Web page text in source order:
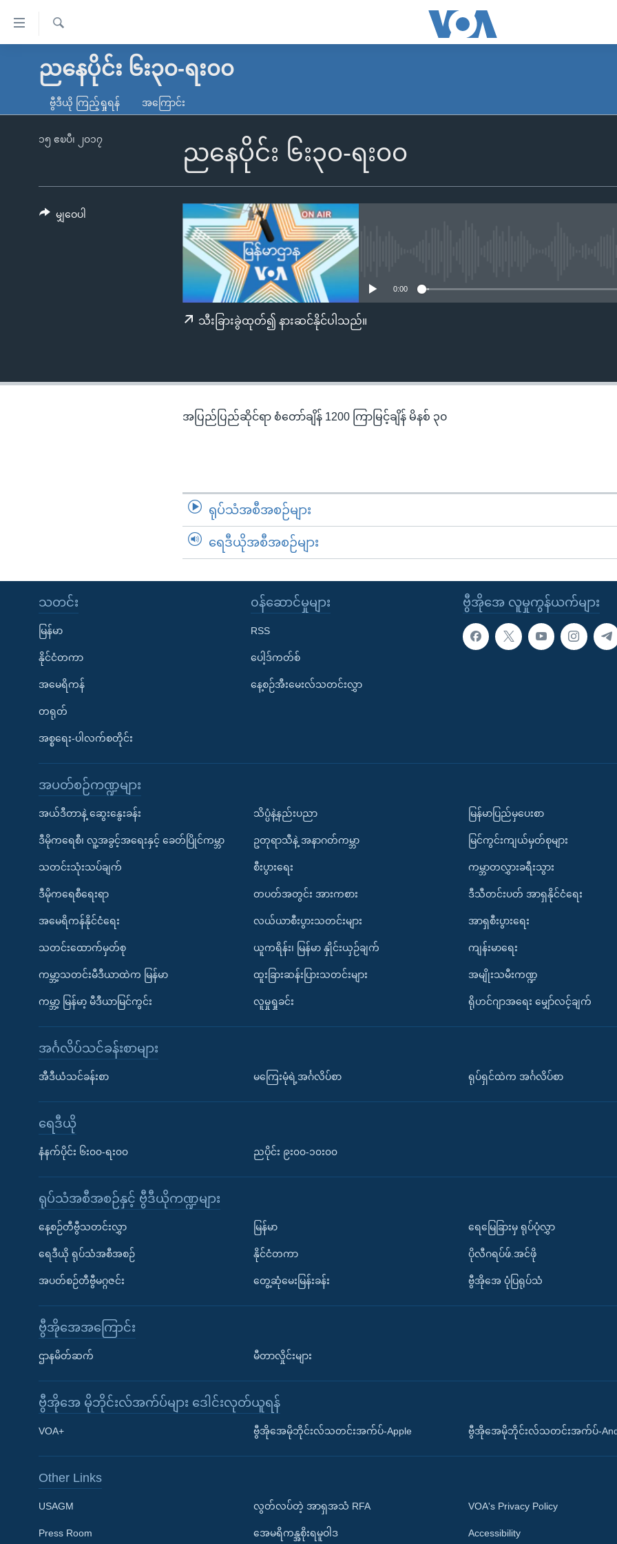
လွယ်ကူ
သည့်
ကျော်
မူလစာမျက်နှာ
ကမ္ဘာ့သတင်းများ
နိုင်ငံတကာ
တရုတ်
အစ္စရေး-ပါလက်စတိုင်း
ရပ်ဝန်းတခု လမ်းတခု အလွန်
အင်္ဂလိပ်စာလေ့လာမယ်
Learning English
ဘာသာစကားများ
ရ
လာ
ညနေပိုင်း ၆း၃၀-ရး၀၀
ဗွီဒီယို ကြည့်ရှုရန် အကြောင်း
ညနေပိုင်း ၆း၃၀-ရး၀၀
၁၅ ဧၿပီ၊ ၂၀၁၇
0:00
သီးခြားခွဲထုတ်၍ နားဆင်နိုင်ပါသည်။
မျှဝေပါ
အပြည်ပြည်ဆိုင်ရာ စံတော်ချိန် 1200 ကြာမြင့်ချိန် မိနစ် ၃၀
ရုပ်သံအစီအစဉ်များ
ရေဒီယိုအစီအစဉ်များ
ဗွီအိုအေ လူမှုကွန်ယက်များ
သတင်း
မြန်မာ
နိုင်ငံတကာ
အမေရိကန်
တရုတ်
အစ္စရေး-ပါလက်စတိုင်း
၀န်ဆောင်မှုများ
RSS
ပေါ့ဒ်ကတ်စ်
နေ့စဉ်အီးမေးလ်သတင်းလွှာ
အပတ်စဉ်ကဏ္ဍများ
အယ်ဒီတာနဲ့ ဆွေးနွေးခန်း
ဒီမိုကရေစီ၊ လူ့အခွင့်အရေးနှင့် ခေတ်ပြိုင်ကမ္ဘာ
သတင်းသုံးသပ်ချက်
ဒီမိုကရေစီရေးရာ
အမေရိကန်နိုင်ငံရေး
သတင်းထောက်မှတ်စု
ကမ္ဘာ့သတင်းမီဒီယာထဲက မြန်မာ
ကမ္ဘာ့ မြန်မာ့ မီဒီယာမြင်ကွင်း
သိပ္ပံနဲ့နည်းပညာ
ဥတုရာသီနဲ့ အနာဂတ်ကမ္ဘာ
စီးပွားရေး
တပတ်အတွင်း အားကစား
လယ်ယာစီးပွားသတင်းများ
ယူကရိန်း၊ မြန်မာ နှိုင်းယှဉ်ချက်
ထူးခြားဆန်းပြားသတင်းများ
လူမှုရှုခင်း
မြန်မာပြည်မှပေးစာ
မြင်ကွင်းကျယ်မှတ်စုများ
ကမ္ဘာတလွှားခရီးသွား
ဒီသီတင်းပတ် အာရှနိုင်ငံရေး
အာရှစီးပွားရေး
ကျန်းမာရေး
အမျိုးသမီးကဏ္ဍ
ရိုဟင်ဂျာအရေး မျှော်လင့်ချက်
အင်္ဂလိပ်သင်ခန်းစာများ
အီဒီယံသင်ခန်းစာ မကြေးမုံရဲ့အင်္ဂလိပ်စာ ရုပ်ရှင်ထဲက အင်္ဂလိပ်စာ
ရေဒီယို
နံနက်ပိုင်း ၆း၀၀-ရး၀၀ ညပိုင်း ၉း၀၀-၁၀း၀၀
ရုပ်သံအစီအစဉ်နှင့် ဗွီဒီယိုကဏ္ဍများ
နေ့စဉ်တီဗွီသတင်းလွှာ
ရေဒီယို ရုပ်သံအစီအစဉ်
အပတ်စဉ်တီဗွီမဂ္ဂဇင်း
မြန်မာ
နိုင်ငံတကာ
တွေ့ဆုံမေးမြန်းခန်း
ရေမြေခြားမှ ရုပ်ပုံလွှာ
ပိုလီဂရပ်ဖ်.အင်ဖို
ဗွီအိုအေ ပုံပြရုပ်သံ
ဗွီအိုအေအကြောင်း
ဌာနမိတ်ဆက် မီတာလှိုင်းများ
ဗွီအိုအေ မိုဘိုင်းလ်အက်ပ်များ ဒေါင်းလုတ်ယူရန်
VOA+ ဗွီအိုအေမိုဘိုင်းလ်သတင်းအက်ပ်-Apple ဗွီအိုအေမိုဘိုင်းလ်သတင်းအက်ပ်-
Other Links
USAGM
Press Room
လွတ်လပ်တဲ့ အာရှအသံ RFA
အေမရိကန္အစိုးရမူဝါဒ
VOA's Privacy Policy
Accessibility